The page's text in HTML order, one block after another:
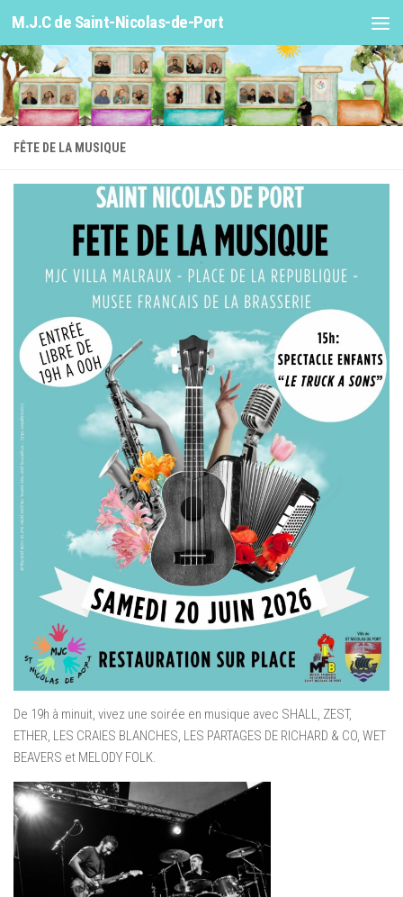
Skip to content
M.J.C de Saint-Nicolas-de-Port
FÊTE DE LA MUSIQUE
De 19h à minuit, vivez une soirée en musique avec SHALL, ZEST,
ETHER, LES CRAIES BLANCHES, LES PARTAGES DE RICHARD & CO, WET
BEAVERS et MELODY FOLK.